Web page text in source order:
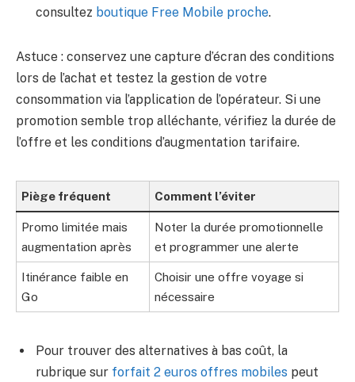
consultez boutique Free Mobile proche.
Astuce : conservez une capture d’écran des conditions
lors de l’achat et testez la gestion de votre
consommation via l’application de l’opérateur. Si une
promotion semble trop alléchante, vérifiez la durée de
l’offre et les conditions d’augmentation tarifaire.
Piège fréquent Comment l’éviter
Promo limitée mais
augmentation après
Noter la durée promotionnelle
et programmer une alerte
Itinérance faible en
Go
Choisir une offre voyage si
nécessaire
Pour trouver des alternatives à bas coût, la
rubrique sur forfait 2 euros offres mobiles peut